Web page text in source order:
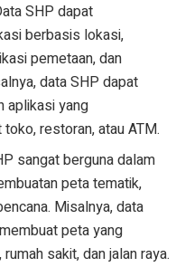
SHP dapat
berbasis lokasi,
pemetaan, dan
data SHP dapat
aplikasi yang
restoran, atau ATM.
sangat berguna dalam
peta tematik,
Misalnya, data
peta yang
sakit, dan jalan raya.